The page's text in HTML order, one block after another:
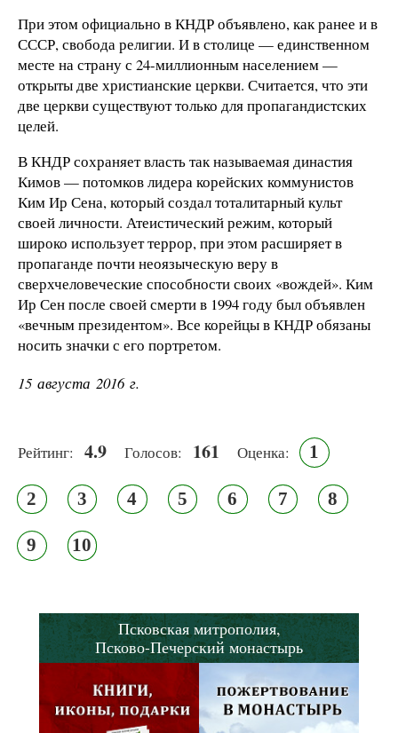
При этом официально в КНДР объявлено, как ранее и в
СССР, свобода религии. И в столице — единственном
месте на страну с 24-миллионным населением —
открыты две христианские церкви. Считается, что эти
две церкви существуют только для пропагандистских
целей.
В КНДР сохраняет власть так называемая династия
Кимов — потомков лидера корейских коммунистов
Ким Ир Сена, который создал тоталитарный культ
своей личности. Атеистический режим, который
широко использует террор, при этом расширяет в
пропаганде почти неоязыческую веру в
сверхчеловеческие способности своих «вождей». Ким
Ир Сен после своей смерти в 1994 году был объявлен
«вечным президентом». Все корейцы в КНДР обязаны
носить значки с его портретом.
15 августа 2016 г.
Рейтинг: 4.9 Голосов: 161 Оценка: 1
2 3 4 5 6 7 8
9 10
Псковская митрополия,
Псково-Печерский монастырь